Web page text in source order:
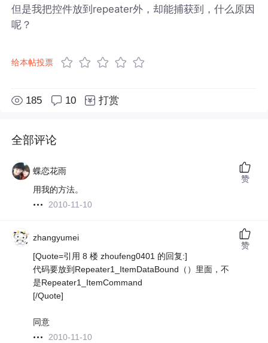
但是我把控件放到repeater外，却能捕获到，什么原因
呢？
给本帖投票
185 10 打赏
全部评论
蝶恋花雨
用我的方法。
2010-11-10
赞
zhangyumei
[Quote=引用 8 楼 zhoufeng0401 的回复:]
代码要放到Repeater1_ItemDataBound（）里面，不
是Repeater1_ItemCommand
[/Quote]
同意
2010-11-10
赞